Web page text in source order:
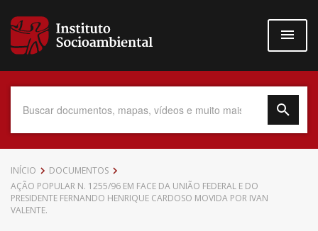
para
conteúdo
Data do Documento
INÍCIO
DOCUMENTOS
AÇÃO POPULAR N. 1255/96 EM FACE DA UNIÃO FEDERAL E DO
PRESIDENTE FERNANDO HENRIQUE CARDOSO MOVIDA POR IVAN
VALENTE.